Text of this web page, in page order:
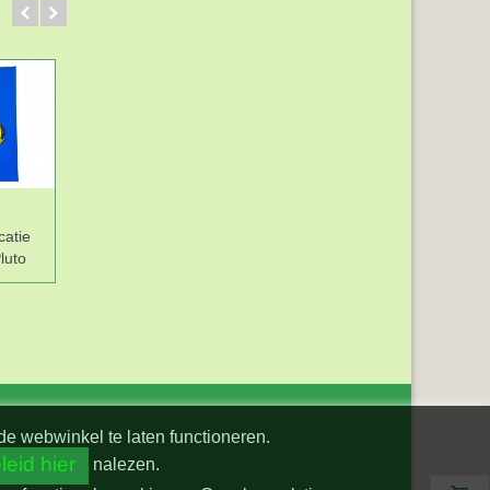
webwinkel te laten functioneren.
hier
nalezen.